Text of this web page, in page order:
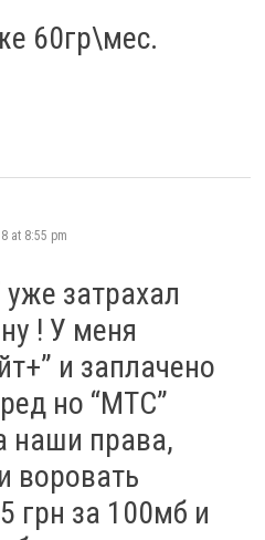
60гр\мес.
at 8:55 pm
затрахал
! У меня
и заплачено
но “МТС”
наши права,
воровать
грн за 100мб и